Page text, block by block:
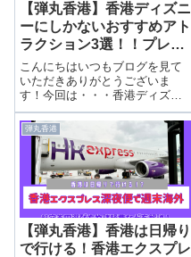
【弾丸香港】香港ディズニ
ーにしかないおすすめアト
ラクション3選！！プレミ
アアクセスで待ち時間短
縮！
こんにちはいつもブログを見て
いただきありがとうございま
す！今回は・・・香港ディズニ
ーにしかないおすすめアトラク
ション3選！！プレミアアクセス
で待ち時間短縮！前回は食べ歩
きできる可愛いフードを紹介し
ました。▶ 香港ディズニーおす
すめ食べ歩きフ...
弾丸香港
【弾丸香港】香港は日帰り
で行ける！香港エクスプレ